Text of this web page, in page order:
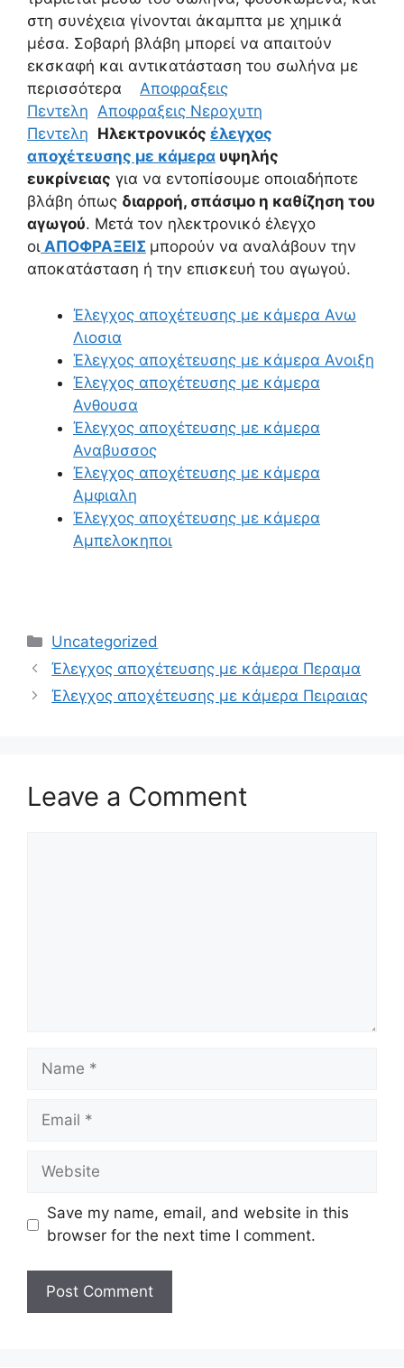
στη συνέχεια γίνονται άκαμπτα με χημικά
μέσα. Σοβαρή βλάβη μπορεί να απαιτούν
εκσκαφή και αντικατάσταση του σωλήνα με
περισσότερα Αποφραξεις
Πεντελη Αποφραξεις Νεροχυτη
Πεντελη Ηλεκτρονικός έλεγχος
αποχέτευσης με κάμερα υψηλής
ευκρίνειας για να εντοπίσουμε οποιαδήποτε
βλάβη όπως διαρροή, σπάσιμο η καθίζηση του
αγωγού. Μετά τον ηλεκτρονικό έλεγχο
οι ΑΠΟΦΡΑΞΕΙΣ μπορούν να αναλάβουν την
αποκατάσταση ή την επισκευή του αγωγού.
Έλεγχος αποχέτευσης με κάμερα Ανω
Λιοσια
Έλεγχος αποχέτευσης με κάμερα Ανοιξη
Έλεγχος αποχέτευσης με κάμερα
Ανθουσα
Έλεγχος αποχέτευσης με κάμερα
Αναβυσσος
Έλεγχος αποχέτευσης με κάμερα
Αμφιαλη
Έλεγχος αποχέτευσης με κάμερα
Αμπελοκηποι
Categories
Uncategorized
Έλεγχος αποχέτευσης με κάμερα Περαμα
Έλεγχος αποχέτευσης με κάμερα Πειραιας
Leave a Comment
Name
Email
Website
Save my name, email, and website in this
browser for the next time I comment.